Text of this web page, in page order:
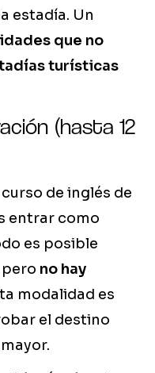
estadía. Un
que no
turísticas
(hasta 12
de inglés de
entrar como
es posible
no hay
modalidad es
el destino